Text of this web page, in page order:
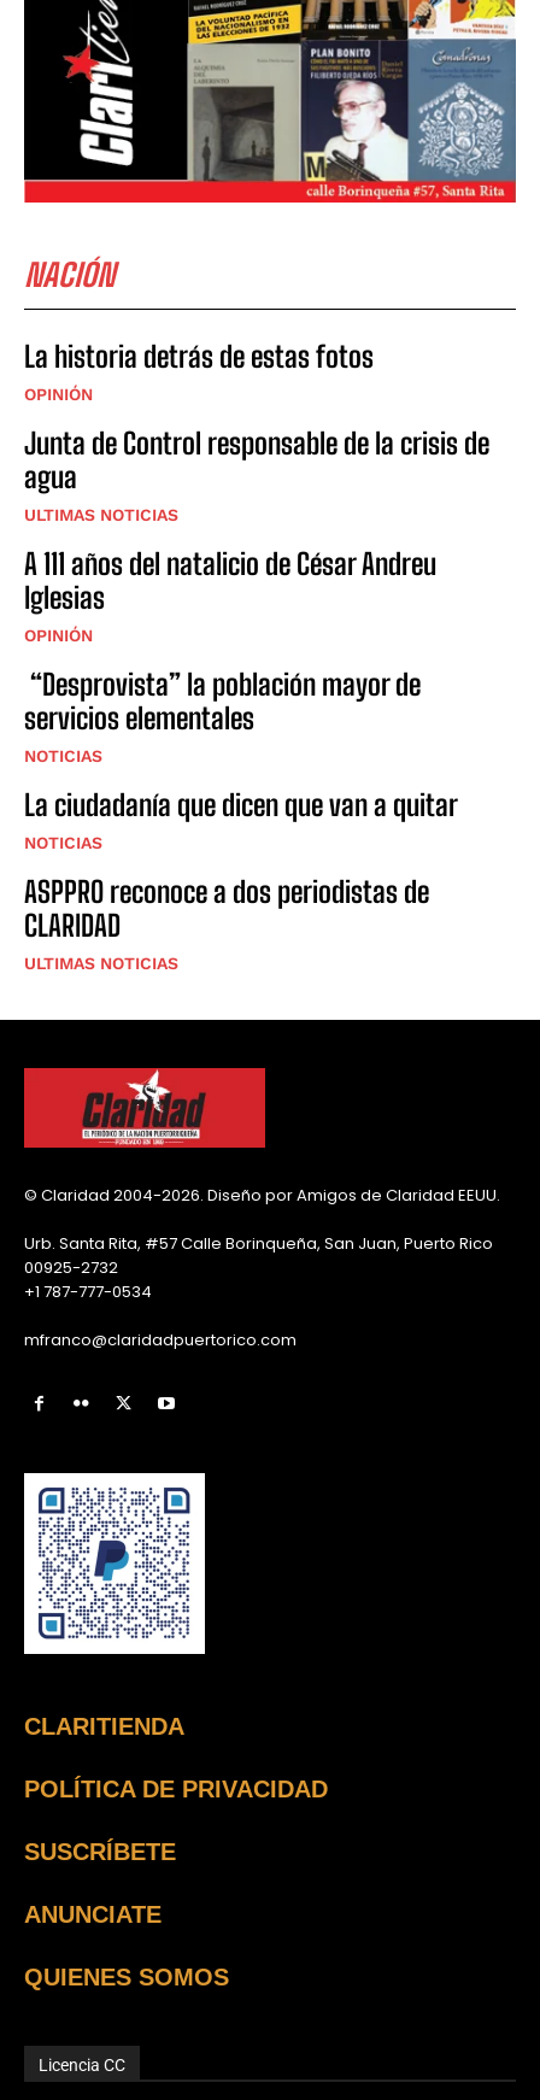
NACIÓN
La historia detrás de estas fotos
OPINIÓN
Junta de Control responsable de la crisis de
agua
ULTIMAS NOTICIAS
A 111 años del natalicio de César Andreu
Iglesias
OPINIÓN
“Desprovista” la población mayor de
servicios elementales
NOTICIAS
La ciudadanía que dicen que van a quitar
NOTICIAS
ASPPRO reconoce a dos periodistas de
CLARIDAD
ULTIMAS NOTICIAS
© Claridad 2004-2026. Diseño por Amigos de Claridad EEUU.
Urb. Santa Rita, #57 Calle Borinqueña, San Juan, Puerto Rico
00925-2732
+1 787-777-0534
mfranco@claridadpuertorico.com
CLARITIENDA
POLÍTICA DE PRIVACIDAD
SUSCRÍBETE
ANUNCIATE
QUIENES SOMOS
Licencia CC